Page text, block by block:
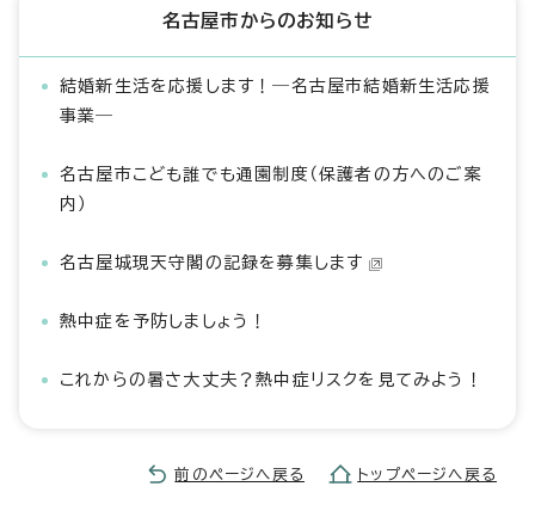
名古屋市からのお知らせ
結婚新生活を応援します！―名古屋市結婚新生活応援
事業―
名古屋市こども誰でも通園制度（保護者の方へのご案
内）
名古屋城現天守閣の記録を募集します
熱中症を予防しましょう！
これからの暑さ大丈夫？熱中症リスクを見てみよう！
前のページへ戻る トップページへ戻る